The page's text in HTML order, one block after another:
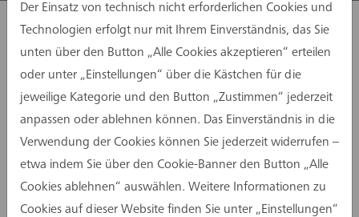
Durch die Integration von BIM-Prozessen
steigern wir die Projektqualität. Wir leben
das Umdenken in eine neue Planungs- und
Managementkultur. Konventionelle Ansätze
der Projektabwicklung werden mit digitalen
Erneuerungen verbunden. Moderne
Methoden sowie neueste Technologien
bewirken eine effiziente Zusammenarbeit –
intern wie extern.
Der Einsatz von technisch nicht erforderlichen Cookies und
Technologien erfolgt nur mit Ihrem Einverständnis, das Sie
unten über den Button „Alle Cookies akzeptieren“ erteilen
oder unter „Einstellungen“ über die Kästchen für die
jeweilige Kategorie und den Button „Zustimmen“ jederzeit
anpassen oder ablehnen können. Das Einverständnis in die
Verwendung der Cookies können Sie jederzeit widerrufen –
etwa indem Sie über den Cookie-Banner den Button „Alle
Cookies ablehnen“ auswählen. Weitere Informationen zu
Cookies auf dieser Website finden Sie unter „Einstellungen“